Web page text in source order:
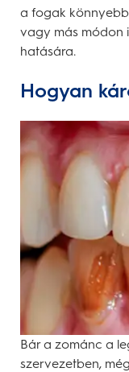
a fogak
vagy más módon
hatására.
Hogyan
Bár a zománc a
szervezetben,